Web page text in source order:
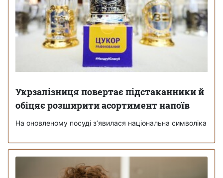
Укрзалізниця повертає підстаканники й
обіцяє розширити асортимент напоїв
На оновленому посуді з’явилася національна символіка